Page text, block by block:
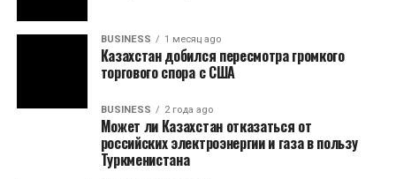
BUSINESS 1 месяц ago
Казахстан добился пересмотра громкого
торгового спора с США
BUSINESS 2 года ago
Может ли Казахстан отказаться от
российских электроэнергии и газа в пользу
Туркменистана